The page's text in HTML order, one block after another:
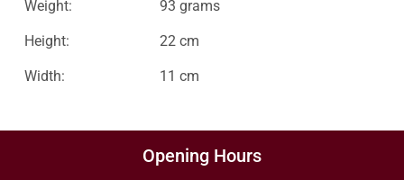
Weight: 93 grams
Height: 22 cm
Width: 11 cm
Opening Hours